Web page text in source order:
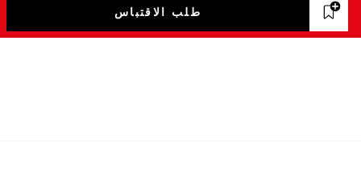
طلب الاقتباس